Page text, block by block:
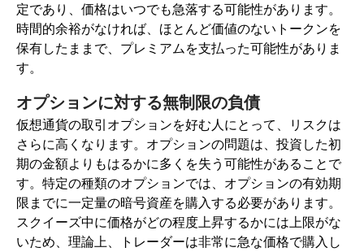
定であり、価格はいつでも急落する可能性があります。
時間的余裕がなければ、ほとんど価値のないトークンを
保有したままで、プレミアムを支払った可能性がありま
す。
オプションに対する無制限の負債
仮想通貨の取引オプションを好む人にとって、リスクは
さらに高くなります。オプションの問題は、投資した初
期の金額よりもはるかに多くを失う可能性があることで
す。特定の種類のオプションでは、オプションの有効期
限までに一定量の暗号資産を購入する必要があります。
スクイーズ中に価格がどの程度上昇するかには上限がな
いため、理論上、トレーダーは非常に急な価格で購入し